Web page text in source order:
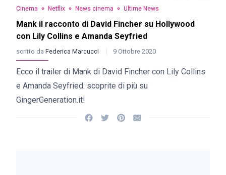
Cinema Netflix News cinema Ultime News
Mank il racconto di David Fincher su Hollywood
con Lily Collins e Amanda Seyfried
scritto da Federica Marcucci 9 Ottobre 2020
Ecco il trailer di Mank di David Fincher con Lily Collins
e Amanda Seyfried: scoprite di più su
GingerGeneration.it!